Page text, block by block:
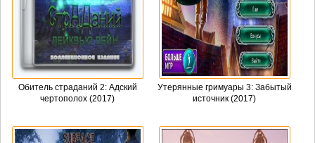
Обитель страданий 2: Адский
чертополох (2017)
Утерянные гримуары 3: Забытый
источник (2017)